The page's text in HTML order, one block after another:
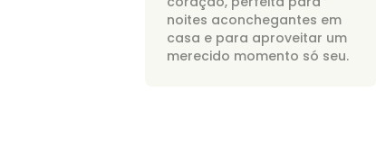
noites aconchegantes em
casa e para aproveitar um
merecido momento só seu.